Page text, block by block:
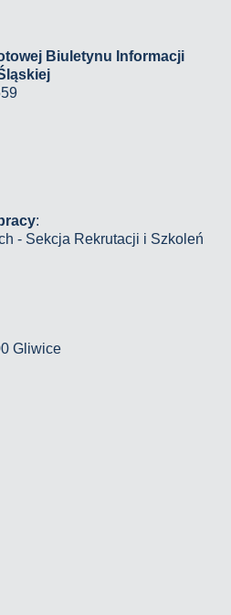
Biuletynu Informacji
:
- Sekcja Rekrutacji i Szkoleń
Gliwice